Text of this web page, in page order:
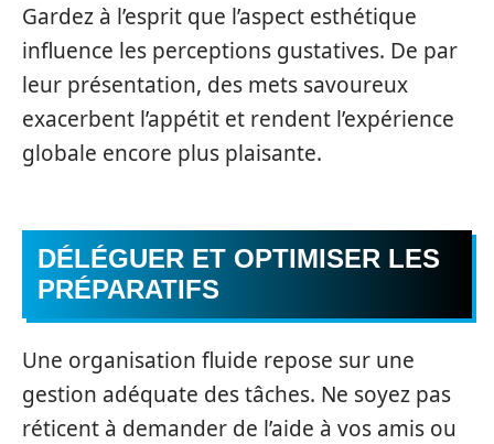
Gardez à l’esprit que l’aspect esthétique
influence les perceptions gustatives. De par
leur présentation, des mets savoureux
exacerbent l’appétit et rendent l’expérience
globale encore plus plaisante.
DÉLÉGUER ET OPTIMISER LES
PRÉPARATIFS
Une organisation fluide repose sur une
gestion adéquate des tâches. Ne soyez pas
réticent à demander de l’aide à vos amis ou